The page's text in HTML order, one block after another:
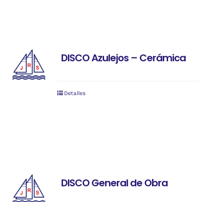
DISCO Azulejos – Cerámica
Detalles
DISCO General de Obra